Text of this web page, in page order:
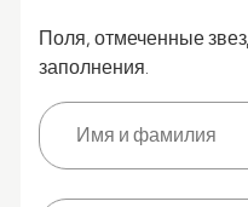
Поля, отмеченные
заполнения.